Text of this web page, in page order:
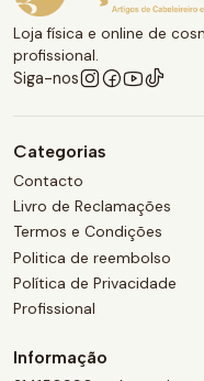
Loja física e online de
profissional.
Siga-nos
Categorias
Contacto
Livro de Reclamações
Termos e Condições
Politica de reembolso
Política de Privacidade
Profissional
Informação